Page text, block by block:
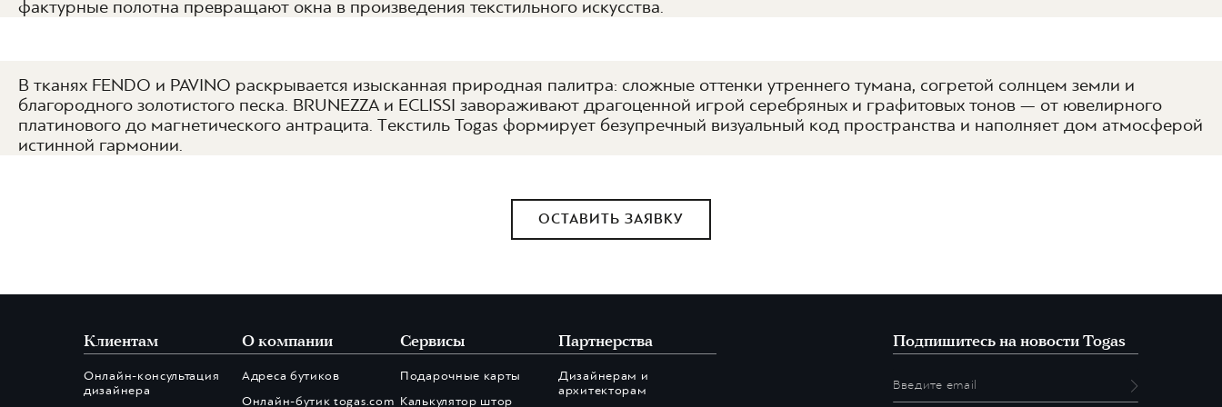
фактурные полотна превращают окна в произведения текстильного искусства.
В тканях FENDO и PAVINO раскрывается изысканная природная палитра: сложные оттенки утреннего тумана, согретой солнцем земли и
благородного золотистого песка. BRUNEZZA и ECLISSI завораживают драгоценной игрой серебряных и графитовых тонов — от ювелирного
платинового до магнетического антрацита. Текстиль Togas формирует безупречный визуальный код пространства и наполняет дом атмосферой
истинной гармонии.
ОСТАВИТЬ ЗАЯВКУ
Клиентам
Онлайн-консультация
дизайнера
О компании
Адреса бутиков
Онлайн-бутик togas.com
Сервисы
Подарочные карты
Калькулятор штор
Партнерства
Дизайнерам и
архитекторам
Подпишитесь на новости Togas